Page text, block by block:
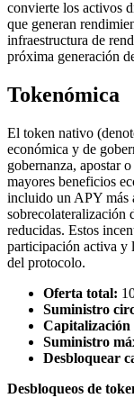
convierte los activos
que generan
infraestructura de
próxima generación
Tokenómica
El token nativo
económica y de
gobernanza, apostar
mayores beneficios
incluido un APY más
sobrecolateralización
reducidas. Estos
participación activa y
del protocolo.
Oferta total:
Suministro
Capitalización
Suministro
Desbloquear
Desbloqueos de